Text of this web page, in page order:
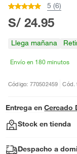
5 (6)
S/ 24.95
Llega mañana
Envío en 180 minutos
Código: 770502459 Cód.
Entrega en Cercado
Stock en tienda
Despacho a